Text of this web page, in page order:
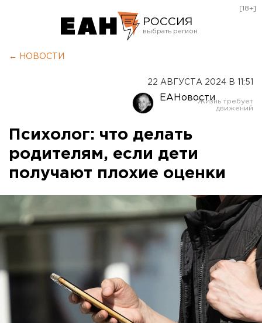
РОССИЯ
Оренбург
[18+]
← НОВОСТИ
22 АВГУСТА 2024 В 11:51
ЕАНовости
Психолог: что делать
родителям, если дети
получают плохие оценки